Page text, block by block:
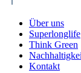
Über uns
Superlonglife
Think Green
Kontakt